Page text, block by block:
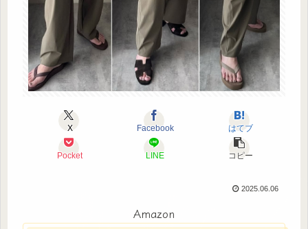
X Facebook はてブ
Pocket LINE コピー
2025.06.06
Amazon